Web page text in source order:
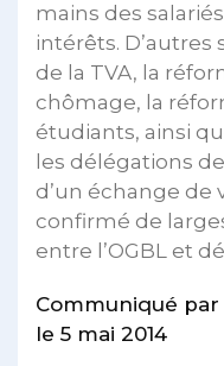
mains des
intérêts. D’autres
de la TVA, la
chômage, la
étudiants, ainsi
les délégations
d’un échange de
confirmé de
entre l’OGBL et
Communiqué par
le 5 mai 2014